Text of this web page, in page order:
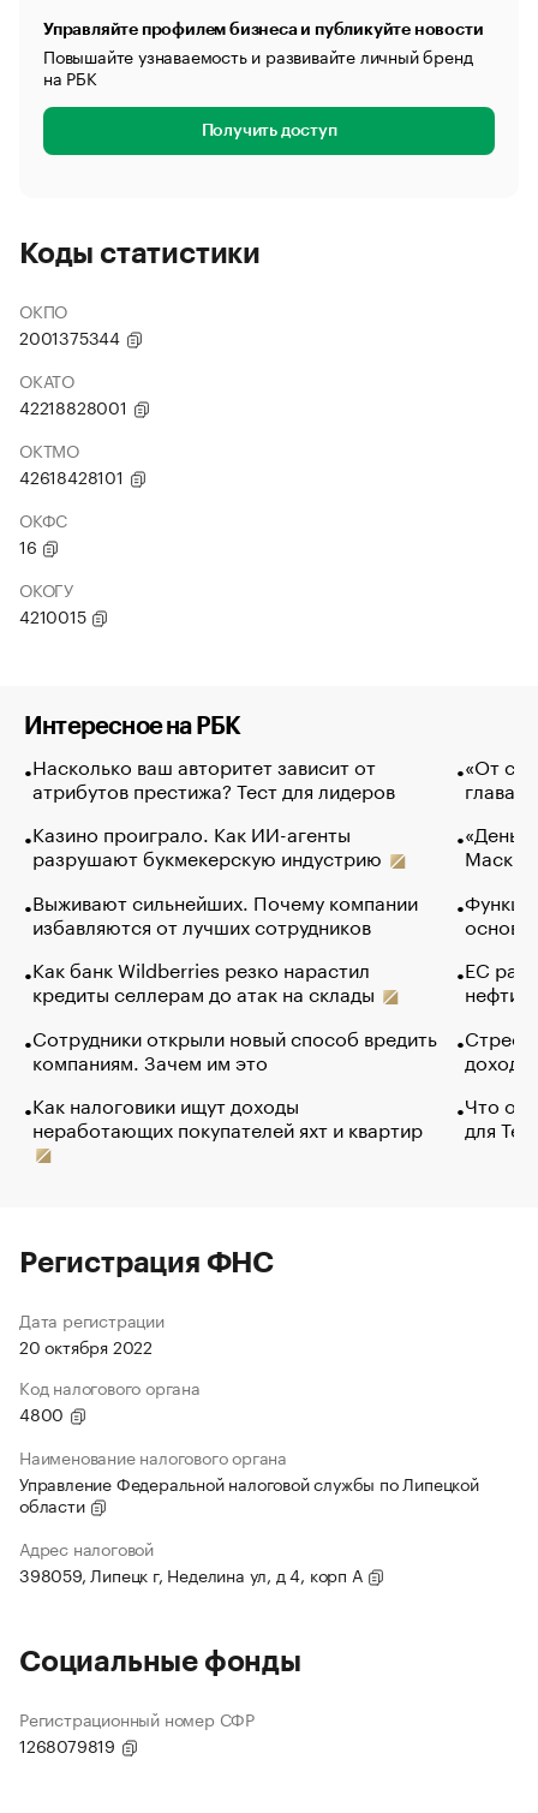
Управляйте профилем бизнеса и публикуйте новости
Повышайте узнаваемость и развивайте личный бренд
на РБК
Получить доступ
Коды статистики
ОКПО
2001375344
ОКАТО
42218828001
ОКТМО
42618428101
ОКФС
16
ОКОГУ
4210015
Интересное на РБК
Насколько ваш авторитет зависит от
атрибутов престижа? Тест для лидеров
Казино проиграло. Как ИИ-агенты
разрушают букмекерскую индустрию
Выживают сильнейших. Почему компании
избавляются от лучших сотрудников
Как банк Wildberries резко нарастил
кредиты селлерам до атак на склады
Сотрудники открыли новый способ вредить
компаниям. Зачем им это
Как налоговики ищут доходы
неработающих покупателей яхт и квартир
«От
глава
Маск в
основ
ЕС
нефти
Что
для
Регистрация ФНС
Дата регистрации
20 октября 2022
Код налогового органа
4800
Наименование налогового органа
Управление Федеральной налоговой службы по Липецкой
области
Адрес налоговой
398059, Липецк г, Неделина ул, д 4, корп А
Социальные фонды
Регистрационный номер СФР
1268079819